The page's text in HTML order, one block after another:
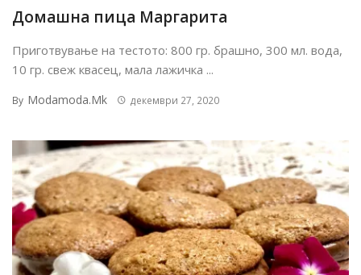
Домашна пица Маргарита
Приготвување на тестото: 800 гр. брашно, 300 мл. вода,
10 гр. свеж квасец, мала лажичка ...
By Modamoda.mk декември 27, 2020